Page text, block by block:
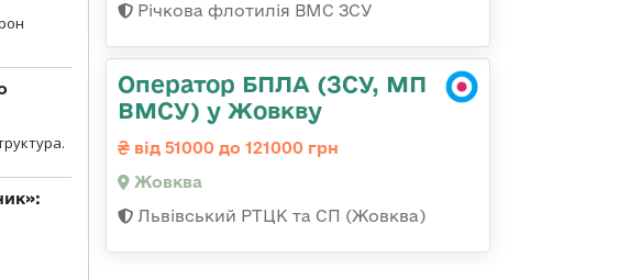
Річкова флотилія ВМС ЗСУ
Оператор БПЛА (ЗСУ, МП
ВМСУ) у Жовкву
від 51000 до 121000 грн
Жовква
Львівський РТЦК та СП (Жовква)